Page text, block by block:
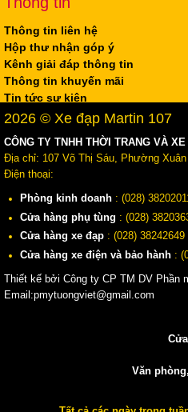
Thông tin liên hệ
Hộp thư nhận góp ý
Kênh giải đáp thông tin
Thông tin khuyến mãi
Tin tức sự kiện
2026 © Xe đạp Martin 107
CÔNG TY TNHH THỜI TRANG VÀ
Địa chỉ: 107 Võ Thị Sáu, Phường
Điện thoại:
Phòng kinh doanh : (028)
Cửa hàng phụ tùng : (028)
Cửa hàng xe đạp : (028) 38242649
Cửa hàng xe điện và bảo hành :
Thiết kế bởi Công ty CP TM DV Phần
Email:pmytuongviet@gmail.com
Văn